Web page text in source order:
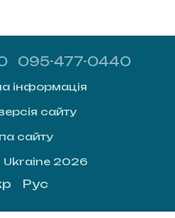
095-477-0440
інформація
сайту
сайту
Ukraine 2026
Рус